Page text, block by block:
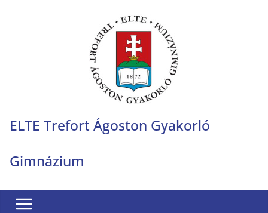
ELTE Trefort Ágoston Gyakorló
Gimnázium